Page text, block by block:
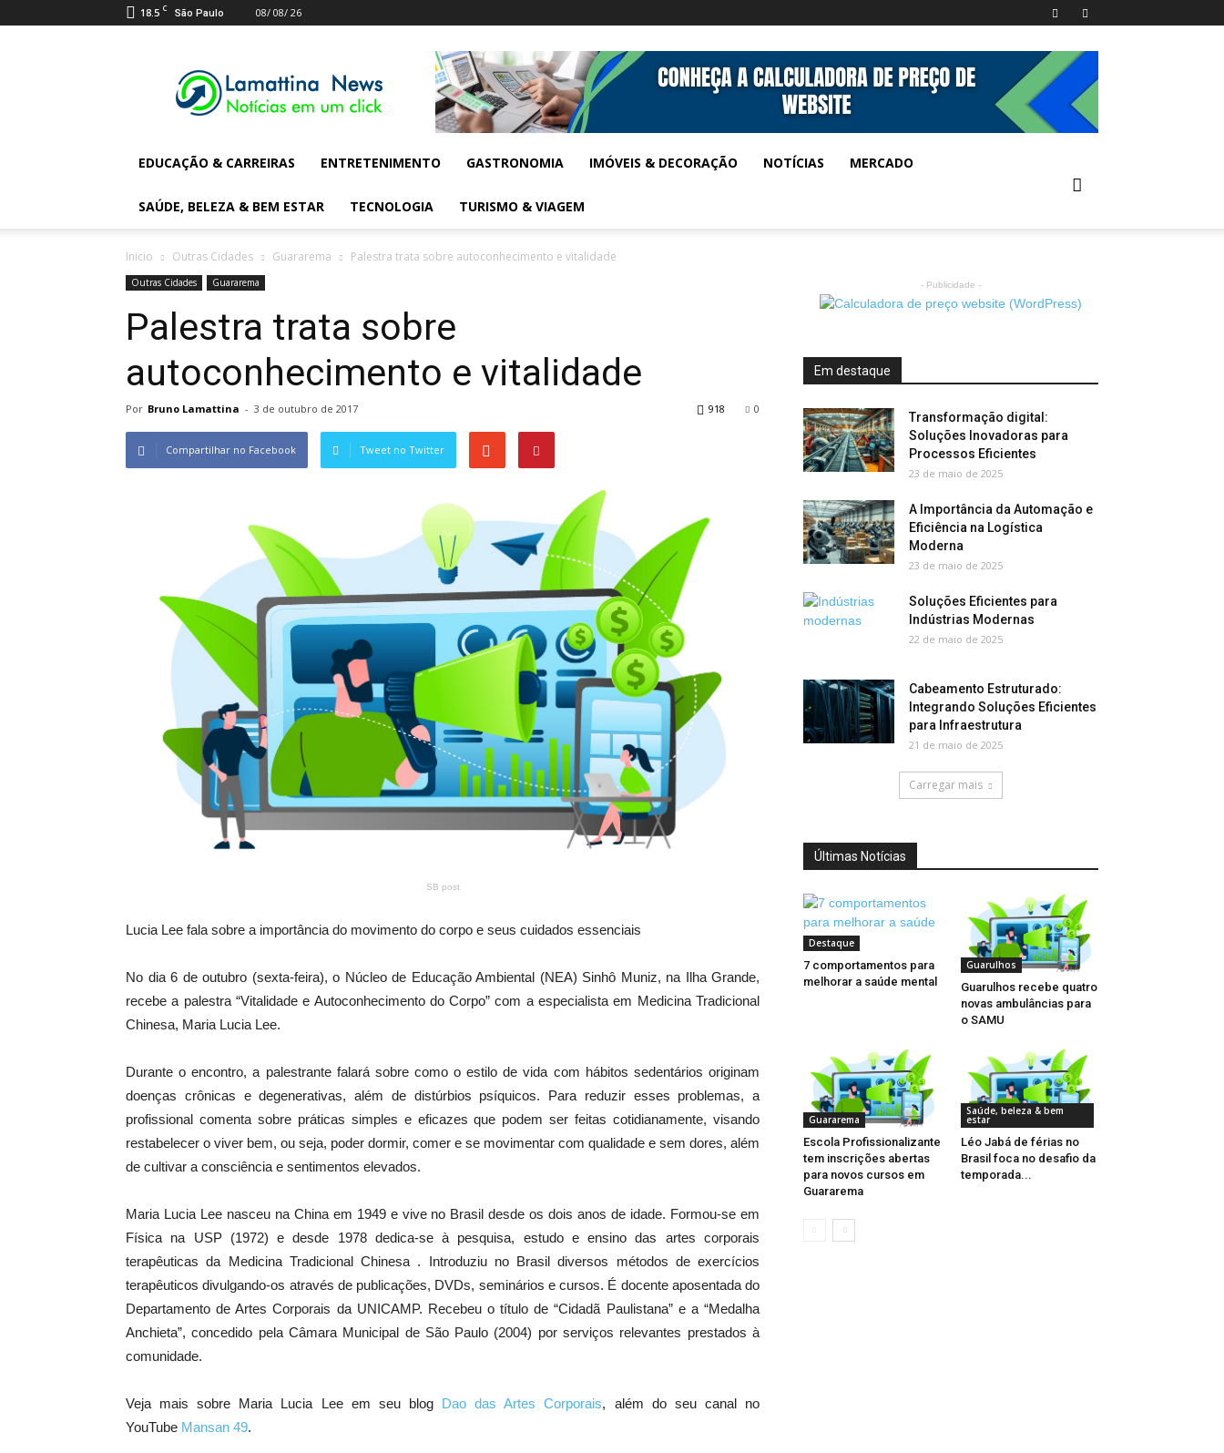
18.5 C São Paulo 08/ 08/ 26
Digital
News
EDUCAÇÃO & CARREIRAS ENTRETENIMENTO GASTRONOMIA IMÓVEIS & DECORAÇÃO NOTÍCIAS MERCADO
SAÚDE, BELEZA & BEM ESTAR TECNOLOGIA TURISMO & VIAGEM
Inicio Outras Cidades Guararema Palestra trata sobre autoconhecimento e vitalidade
Outras Cidades Guararema
Palestra trata sobre
autoconhecimento e vitalidade
Por Bruno Lamattina - 3 de outubro de 2017 0
918
Compartilhar no Facebook Tweet no Twitter
SB post
Lucia Lee fala sobre a importância do movimento do corpo e seus cuidados essenciais
No dia 6 de outubro (sexta-feira), o Núcleo de Educação Ambiental (NEA) Sinhô Muniz, na Ilha Grande,
recebe a palestra “Vitalidade e Autoconhecimento do Corpo” com a especialista em Medicina Tradicional
Chinesa, Maria Lucia Lee.
Durante o encontro, a palestrante falará sobre como o estilo de vida com hábitos sedentários originam
doenças crônicas e degenerativas, além de distúrbios psíquicos. Para reduzir esses problemas, a
profissional comenta sobre práticas simples e eficazes que podem ser feitas cotidianamente, visando
restabelecer o viver bem, ou seja, poder dormir, comer e se movimentar com qualidade e sem dores, além
de cultivar a consciência e sentimentos elevados.
Maria Lucia Lee nasceu na China em 1949 e vive no Brasil desde os dois anos de idade. Formou-se em
Física na USP (1972) e desde 1978 dedica-se à pesquisa, estudo e ensino das artes corporais
terapêuticas da Medicina Tradicional Chinesa . Introduziu no Brasil diversos métodos de exercícios
terapêuticos divulgando-os através de publicações, DVDs, seminários e cursos. É docente aposentada do
Departamento de Artes Corporais da UNICAMP. Recebeu o título de “Cidadã Paulistana” e a “Medalha
Anchieta”, concedido pela Câmara Municipal de São Paulo (2004) por serviços relevantes prestados à
comunidade.
Veja mais sobre Maria Lucia Lee em seu blog Dao das Artes Corporais, além do seu canal no
YouTube Mansan 49.
- Publicidade -
Em destaque
Transformação digital:
Soluções Inovadoras para
Processos Eficientes
23 de maio de 2025
A Importância da Automação e
Eficiência na Logística
Moderna
23 de maio de 2025
Soluções Eficientes para
Indústrias Modernas
22 de maio de 2025
Cabeamento Estruturado:
Integrando Soluções Eficientes
para Infraestrutura
21 de maio de 2025
Carregar mais
Últimas Notícias
Destaque
7 comportamentos para
melhorar a saúde mental
Guarulhos
Guarulhos recebe quatro
novas ambulâncias para
o SAMU
Guararema
Escola Profissionalizante
tem inscrições abertas
para novos cursos em
Guararema
Saúde, beleza & bem
estar
Léo Jabá de férias no
Brasil foca no desafio da
temporada...